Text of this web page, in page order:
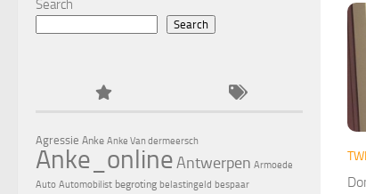
Search
Search
Agressie Anke Anke Van dermeersch
Anke_onlineAntwerpen Armoede
Auto Automobilist begroting belastingeld bespaar